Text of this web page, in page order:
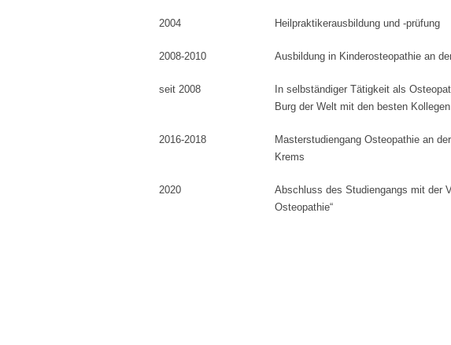
2004 Heilpraktikerausbildung und -prüfung
2008-2010 Ausbildung in Kinderosteopathie an
seit 2008
In selbständiger Tätigkeit als
Burg der Welt mit den besten
2016-2018
Masterstudiengang Osteopathie an
Krems
2020
Abschluss des Studiengangs mit der
Osteopathie“